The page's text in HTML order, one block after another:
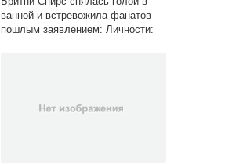
ванной и встревожила фанатов
пошлым заявлением: Личности: